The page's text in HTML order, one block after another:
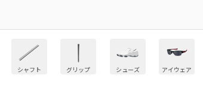
シャフト グリップ シューズ アイウェア